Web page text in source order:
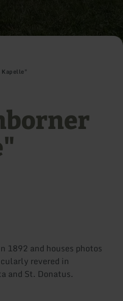
1892 and houses photos
revered in
and St. Donatus.